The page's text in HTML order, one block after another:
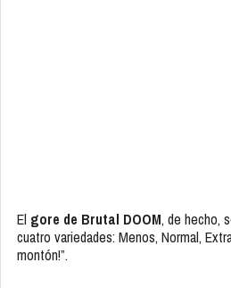
El gore de Brutal DOOM, de hecho,
cuatro variedades: Menos, Normal,
montón!”.